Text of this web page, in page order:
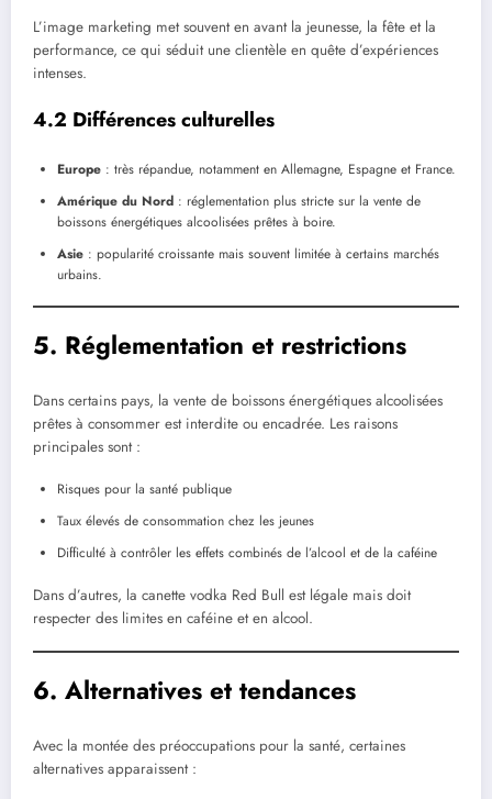
L’image marketing met souvent en avant la jeunesse, la fête et la
performance, ce qui séduit une clientèle en quête d’expériences
intenses.
4.2 Différences culturelles
Europe : très répandue, notamment en Allemagne, Espagne et France.
Amérique du Nord : réglementation plus stricte sur la vente de
boissons énergétiques alcoolisées prêtes à boire.
Asie : popularité croissante mais souvent limitée à certains marchés
urbains.
5. Réglementation et restrictions
Dans certains pays, la vente de boissons énergétiques alcoolisées
prêtes à consommer est interdite ou encadrée. Les raisons
principales sont :
Risques pour la santé publique
Taux élevés de consommation chez les jeunes
Difficulté à contrôler les effets combinés de l’alcool et de la caféine
Dans d’autres, la canette vodka Red Bull est légale mais doit
respecter des limites en caféine et en alcool.
6. Alternatives et tendances
Avec la montée des préoccupations pour la santé, certaines
alternatives apparaissent :